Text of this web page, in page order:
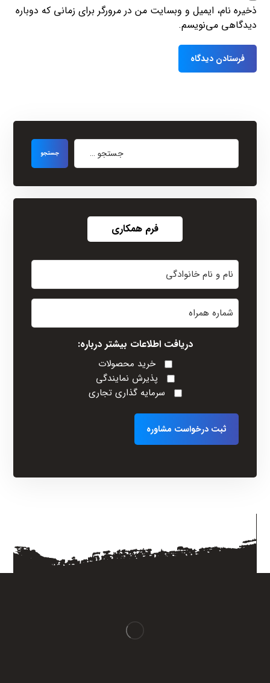
ذخیره نام، ایمیل و وبسایت من در مرورگر برای زمانی که دوباره
دیدگاهی می‌نویسم.
فرم همکاری
نام
(Required)
دریافت اطلاعات بیشتر درباره:
خرید محصولات
پذیرش نمایندگی
سرمایه گذاری تجاری